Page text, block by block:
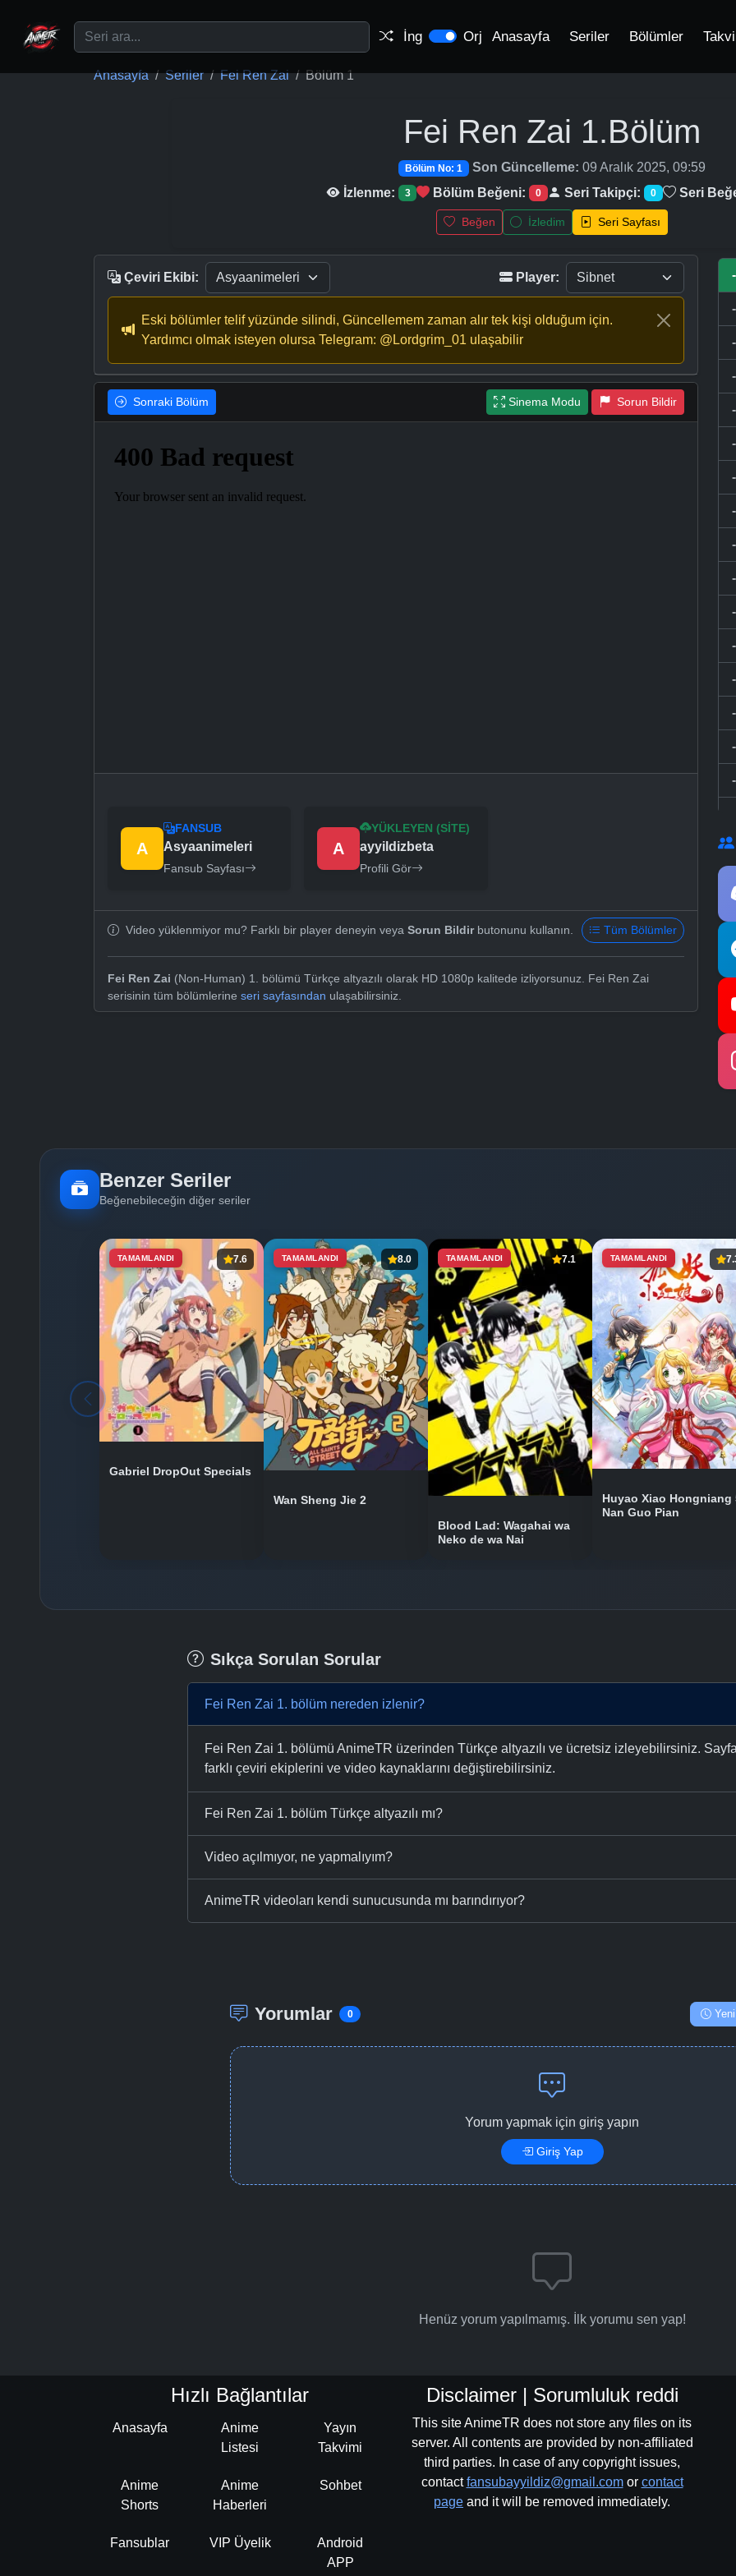
İng Orj Anasayfa Seriler Bölümler
Anasayfa Seriler Fei Ren Zai Bölüm 1
Fei Ren Zai 1.Bölüm
Bölüm No: 1 Son Güncelleme: 09 Aralık 2025, 09:59
İzlenme:
3 Bölüm Beğeni: 0 Seri Takipçi: 0 Seri
Beğen İzledim Seri Sayfası
Çeviri Ekibi: Player:
Eski bölümler telif yüzünde silindi, Güncellemem zaman alır tek kişi olduğum için.
Yardımcı olmak isteyen olursa Telegram: @Lordgrim_01 ulaşabilir
Sonraki Bölüm Sinema Modu Sorun Bildir
A
FANSUB
Asyaanimeleri
Fansub Sayfası
A
YÜKLEYEN (SITE)
ayyildizbeta
Profili Gör
Video yüklenmiyor mu? Farklı bir player deneyin veya Sorun Bildirbutonunu kullanın. Tüm Bölümler
Fei Ren Zai (Non-Human) 1. bölümü Türkçe altyazılı olarak HD 1080p kalitede izliyorsunuz. Fei Ren Zai
serisinin tüm bölümlerine seri sayfasından ulaşabilirsiniz.
-
-
-
-
-
-
-
-
-
-
-
-
-
-
-
-
-
Benzer Seriler
Beğenebileceğin diğer seriler
TAMAMLANDI 7.6
Gabriel DropOut Specials
TAMAMLANDI 8.0
Wan Sheng Jie 2
TAMAMLANDI 7.1
Blood Lad: Wagahai wa
Neko de wa Nai
TAMAMLANDI
Huyao Xiao Hongniang
Nan Guo Pian
Sıkça Sorulan Sorular
Fei Ren Zai 1. bölüm nereden izlenir?
Fei Ren Zai 1. bölümü AnimeTR üzerinden Türkçe altyazılı ve ücretsiz izleyebilirsiniz.
farklı çeviri ekiplerini ve video kaynaklarını değiştirebilirsiniz.
Fei Ren Zai 1. bölüm Türkçe altyazılı mı?
Video açılmıyor, ne yapmalıyım?
AnimeTR videoları kendi sunucusunda mı barındırıyor?
Yorumlar 0 Yeni
Yorum yapmak için giriş yapın
Giriş Yap
Henüz yorum yapılmamış. İlk yorumu sen yap!
Hızlı Bağlantılar
Anasayfa
Anime
Listesi
Yayın
Takvimi
Anime
Shorts
Anime
Haberleri
Sohbet
Fansublar VIP Üyelik
Android
APP
Disclaimer | Sorumluluk reddi
This site AnimeTR does not store any files on its
server. All contents are provided by non-affiliated
third parties. In case of any copyright issues,
contactfansubayyildiz@gmail.comor contact
page and it will be removed immediately.